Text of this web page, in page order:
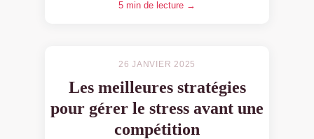
5 min de lecture →
26 JANVIER 2025
Les meilleures stratégies
pour gérer le stress avant une
compétition